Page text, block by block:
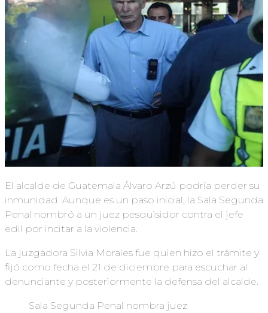
El alcalde de Guatemala Álvaro Arzú podría perder su
inmunidad. Aunque es un paso inicial, la Sala Segunda
Penal nombró a un juez pesquisidor contra el jefe
edil por incitar a la violencia.
La juzgadora Silvia Morales fue quien hizo el trámite y
fijó como fecha el 21 de diciembre para escuchar al
denunciante y posteriormente la defensa del alcalde.
Sala Segunda Penal nombra juez